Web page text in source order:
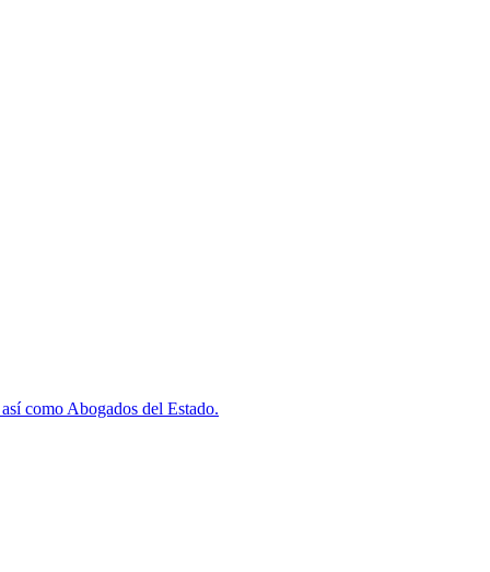
como Abogados del Estado.